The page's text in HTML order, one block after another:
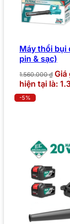
Máy thổi bụi
pin & sạc)
1.560.000₫ Giá
hiện tại là:
-5%